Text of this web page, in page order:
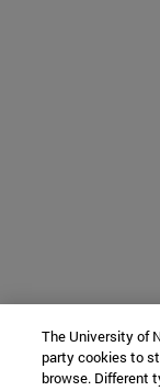
The University of
party cookies to
browse. Different